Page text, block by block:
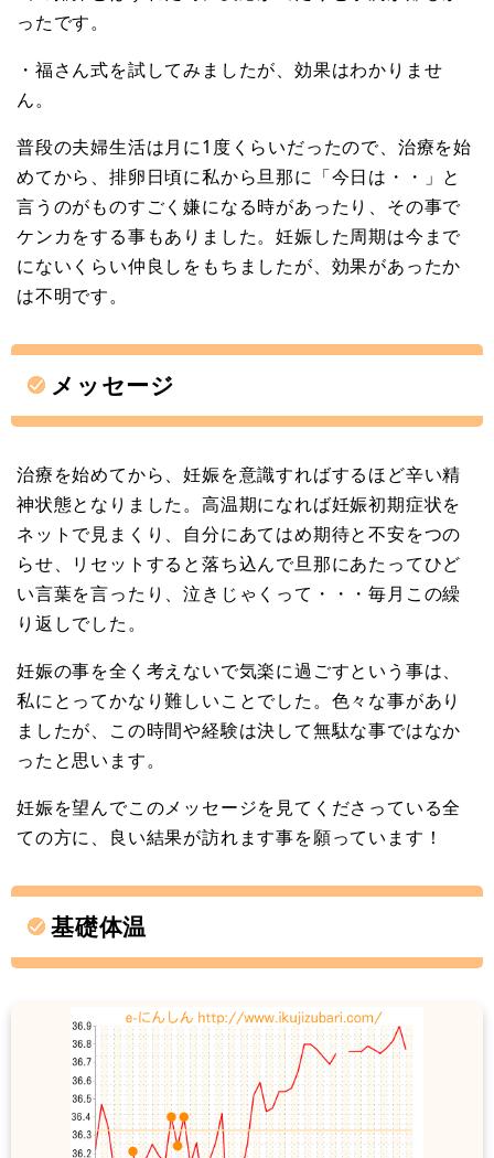
ったです。
・福さん式を試してみましたが、効果はわかりませ
ん。
普段の夫婦生活は月に1度くらいだったので、治療を始
めてから、排卵日頃に私から旦那に「今日は・・」と
言うのがものすごく嫌になる時があったり、その事で
ケンカをする事もありました。妊娠した周期は今まで
にないくらい仲良しをもちましたが、効果があったか
は不明です。
メッセージ
治療を始めてから、妊娠を意識すればするほど辛い精
神状態となりました。高温期になれば妊娠初期症状を
ネットで見まくり、自分にあてはめ期待と不安をつの
らせ、リセットすると落ち込んで旦那にあたってひど
い言葉を言ったり、泣きじゃくって・・・毎月この繰
り返しでした。
妊娠の事を全く考えないで気楽に過ごすという事は、
私にとってかなり難しいことでした。色々な事があり
ましたが、この時間や経験は決して無駄な事ではなか
ったと思います。
妊娠を望んでこのメッセージを見てくださっている全
ての方に、良い結果が訪れます事を願っています！
基礎体温